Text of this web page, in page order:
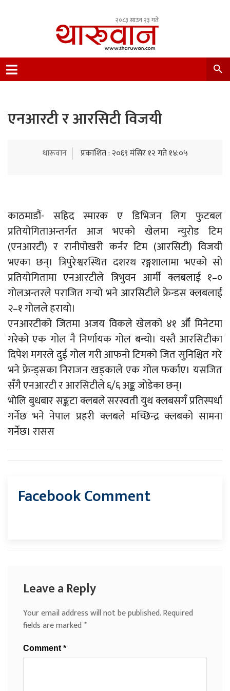
२०८३ साउन २३ गते
Nepal.
एनआरटी र आरसिटी विजयी
थारूवान प्रकाशित : २०६९ मंसिर १२ गते १४:०५
काठमाडौं- सहिद स्मारक ए डिभिजन लिग फुटबल
प्रतियोगिताअन्तर्गत आज भएको खेलमा न्युरोड टिम
(एनआरटी) र रानीपोखरी कर्नर टिम (आरसिटी) विजयी
भएका छन्। त्रिपुरेश्वरस्थित दशरथ रङ्गशालामा भएको सो
प्रतियोगितामा एनआरटीले त्रिभुवन आर्मी क्लबलाई १–०
गोलअन्तरले पराजित गर्‍यो भने आरसिटीले फ्रेन्डस क्लबलाई
२–१ गोलले हरायो।
एनआरटीको जितमा अजय विकले खेलको ४१ औँ मिनेटमा
गरेको एक गोल नै निर्णायक गोल बन्यो। यस्तै आरसिटीका
दिपेश मगरले दुई गोल गरी आफनो टिमको जित सुनिश्चित गरे
भने फ्रेन्ड्सका निराजन खड्काले एक गोल फर्काए। यसजित
सँगै एनआरटी र आरसिटीले ६/६ अङ्क जोडेका छन्।
भोलि बुधबार सङ्कटा क्लबले सरस्वती युथ क्लबसगँ प्रतिस्पर्धा
गर्नेछ भने नेपाल प्रहरी क्लबले मच्छिन्द्र क्लबको सामना
गर्नेछ। रासस
Facebook Comment
Leave a Reply
Your email address will not be published.Required
fields are marked*
Comment *